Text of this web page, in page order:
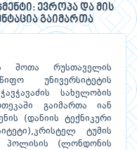
ევროპა და მის
გაიმართა
შოთა რუსთაველის
უნივერსიტეტის
სახელობის
გაიმართა იან
(დანიის ტექნიკური
ტუმის
პოლისის (ლონდონის